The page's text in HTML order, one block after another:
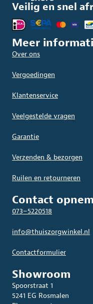
Veilig en snel
Meer
Over ons
Vergoedingen
Klantenservice
Veelgestelde vragen
Garantie
Verzenden & bezorgen
Ruilen en retourneren
Contact
073–5220518
info@thuiszorgwinkel.nl
Contactformulier
Showroom
Spoorstraat 1
5241 EG Rosmalen